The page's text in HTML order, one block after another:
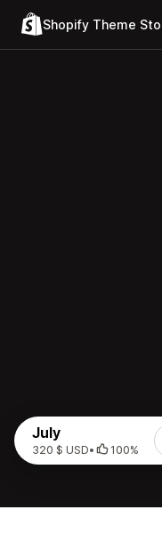
Shopify Theme
July
320 $ USD• 100%